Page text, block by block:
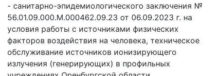
- санитарно-эпидемиологического заключения №
56.01.09.000.М.000462.09.23 от 06.09.2023 г. на
условия работы с источниками физических
факторов воздействия на человека, техническое
обслуживание источников ионизирующего
излучения (генерирующих) в профильных